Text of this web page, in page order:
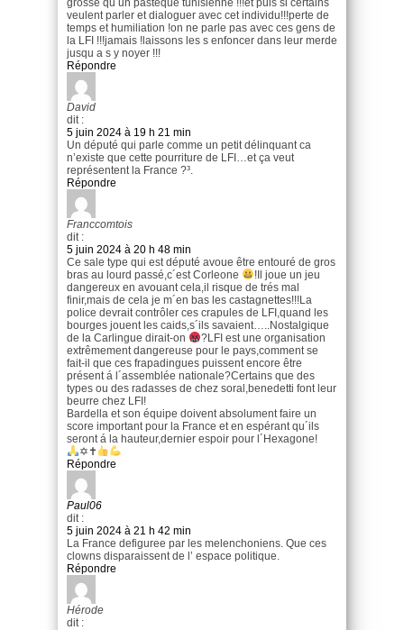
grosse qu un pasteque tunisienne !!!et puis si certains
veulent parler et dialoguer avec cet individu!!!perte de
temps et humiliation !on ne parle pas avec ces gens de
la LFI !!!jamais !laissons les s enfoncer dans leur merde
jusqu a s y noyer !!!
Répondre
David
dit :
5 juin 2024 à 19 h 21 min
Un député qui parle comme un petit délinquant ca
n’existe que cette pourriture de LFI…et ça veut
représentent la France ?³.
Répondre
Franccomtois
dit :
5 juin 2024 à 20 h 48 min
Ce sale type qui est député avoue être entouré de gros
bras au lourd passé,c´est Corleone
!Il joue un jeu
dangereux en avouant cela,il risque de trés mal
finir,mais de cela je m´en bas les castagnettes!!!La
police devrait contrôler ces crapules de LFI,quand les
bourges jouent les caids,s´ils savaient…..Nostalgique
de la Carlingue dirait-on
?LFI est une organisation
extrêmement dangereuse pour le pays,comment se
fait-il que ces frapadingues puissent encore être
présent á l´assemblée nationale?Certains que des
types ou des radasses de chez soral,benedetti font leur
beurre chez LFI!
Bardella et son équipe doivent absolument faire un
score important pour la France et en espérant qu´ils
seront á la hauteur,dernier espoir pour l´Hexagone!
✡✝
Répondre
Paul06
dit :
5 juin 2024 à 21 h 42 min
La France defiguree par les melenchoniens. Que ces
clowns disparaissent de l’ espace politique.
Répondre
Hérode
dit :